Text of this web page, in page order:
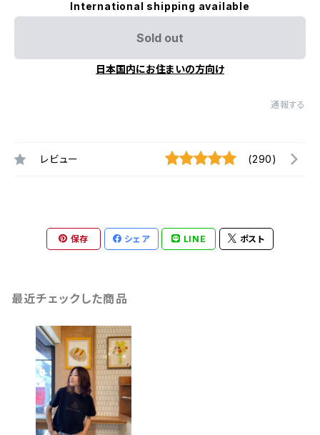
International shipping available
Sold out
日本国内にお住まいの方向け
通報する
レビュー (290)
保存 シェア LINE ポスト
最近チェックした商品